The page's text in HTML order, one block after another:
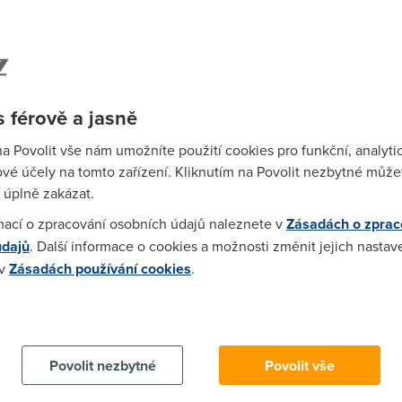
net.cz - Spojení se serverem bylo v průběhu načítání stránky
připojením od O2 - mě to nabíhá okamžitě ... hihi
všem uživatelům Ad-aware SE ANTISPAM !!! 2)
najít nějaký Robert Válek, z Jablonce nad Nisou, ovšem na
chybí pro jistotu také, takže se ani nedá s určitostí říct, jestli
překopíroval ze stránek svého poskytovatele 4) na
s platností od 1. 10. 2003 (dvatisícetři)
férově a jasně
Povolit vše nám umožníte použití cookies pro funkční,
účely na tomto zařízení. Kliknutím na Povolit nezbytné
zakázat.
o zpracování osobních údajů naleznete vZásadách o
. Další informace o cookies a možnosti změnit jejich
Zásadách používání cookies.
Povolit nezbytné
Povolit vše